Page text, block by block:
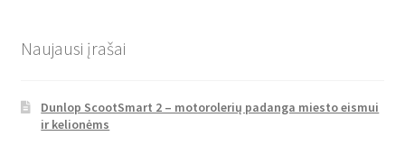
Naujausi įrašai
Dunlop ScootSmart 2 – motorolerių padanga miesto eismui
ir kelionėms